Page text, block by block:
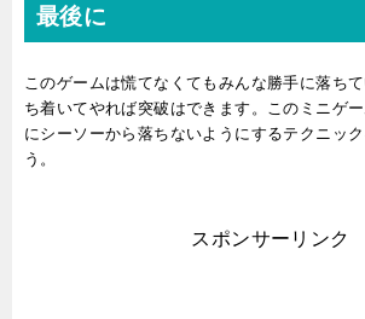
最後に
このゲームは慌てなくてもみんな勝手に落ち
ち着いてやれば突破はできます。このミニゲ
にシーソーから落ちないようにするテクニッ
う。
スポンサーリンク